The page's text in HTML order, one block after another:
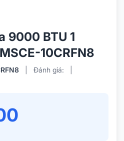
9000 BTU 1
10CRFN8
Đánh giá: